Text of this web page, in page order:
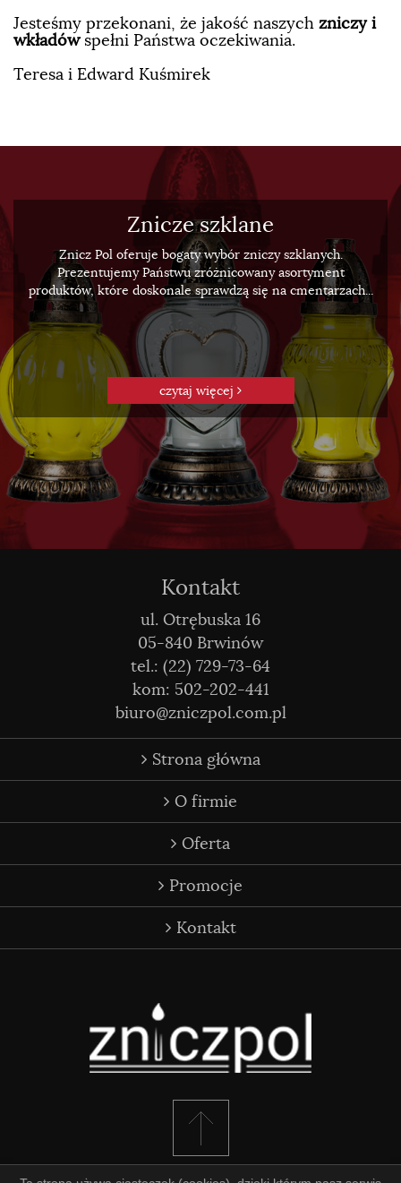
Jesteśmy przekonani, że jakość naszych zniczy i
wkładówspełni Państwa oczekiwania.
Teresa i Edward Kuśmirek
Znicze szklane
Znicz Pol oferuje bogaty wybór zniczy szklanych.
Prezentujemy Państwu zróżnicowany asortyment
produktów, które doskonale sprawdzą się na cmentarzach...
czytaj więcej
Kontakt
ul. Otrębuska 16
05-840 Brwinów
tel.: (22) 729-73-64
kom: 502-202-441
biuro@zniczpol.com.pl
Strona główna
O firmie
Oferta
Promocje
Kontakt
© Zniczpol 2026 CMS - Created bywww.asis.plWebDesign:good-